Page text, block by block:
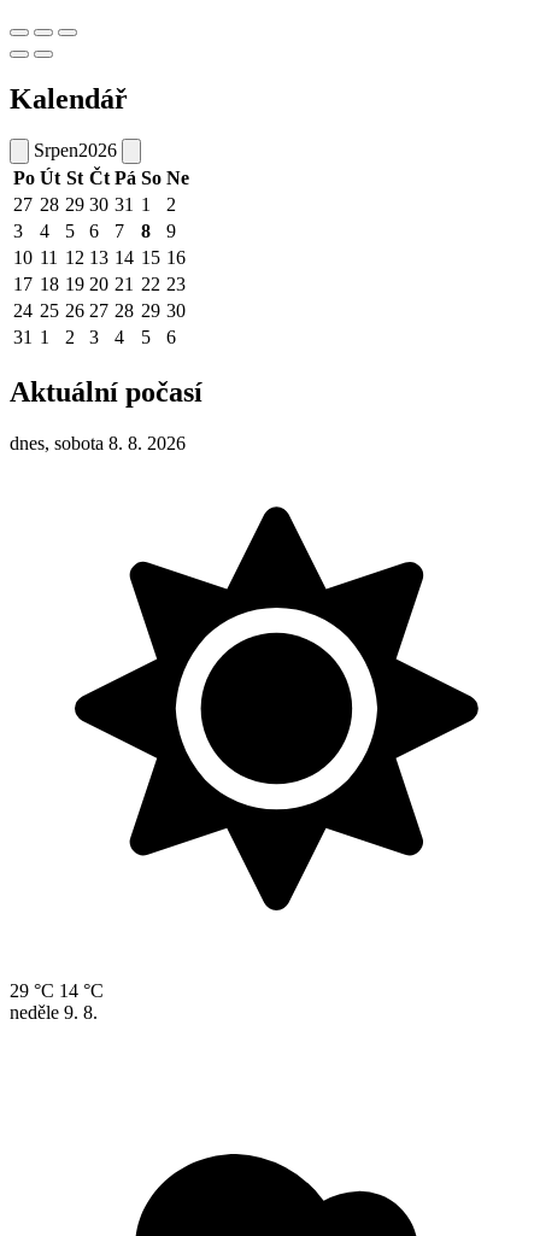
Kalendář
Srpen2026
Po Út St Čt Pá So Ne
27 28 29 30 31 1
2
3
4 5 6 7 8
9
10 11 12 13 14 15 16
17 18 19 20 21 22 23
24 25 26 27 28 29 30
31 1 2 3 4 5 6
Aktuální počasí
dnes, sobota 8. 8. 2026
29 °C 14 °C
neděle 9. 8.